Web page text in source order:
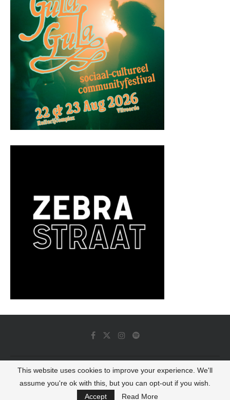
© 2022 - Luminous Dash All Rights Reserved
BACK TO TOP
This website uses cookies to improve your experience. We'll
assume you're ok with this, but you can opt-out if you wish.
Accept
Read More